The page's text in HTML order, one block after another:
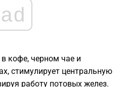
ad
кофе, черном чае и
стимулирует центральную
работу потовых желез.